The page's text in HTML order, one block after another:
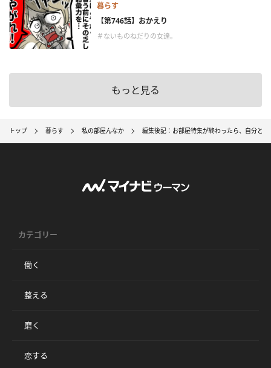
暮らす
【第746話】おかえり
＃ないものねだりの女達。
もっと見る
トップ 暮らす 私の部屋んなか 編集後記：お部屋特集が終わったら、自分と
カテゴリー
働く
整える
磨く
恋する